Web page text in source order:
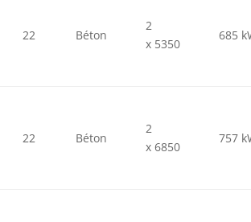
22 Béton
2
x 5350
685
22 Béton
2
x 6850
757